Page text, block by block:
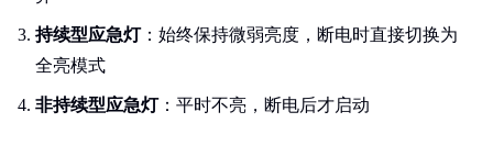
持续型应急灯：始终保持微弱亮度，断电时直接切换为
全亮模式
非持续型应急灯：平时不亮，断电后才启动